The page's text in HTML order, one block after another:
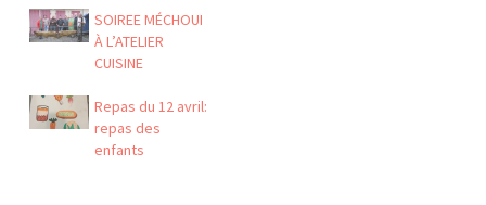
SOIREE MÉCHOUI
À L’ATELIER
CUISINE
Repas du 12 avril:
repas des
enfants